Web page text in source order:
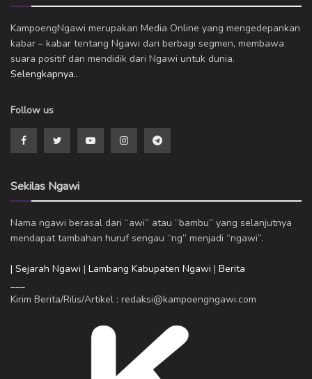
KampoengNgawi merupakan Media Online yang mengedepankan
kabar – kabar tentang Ngawi dari berbagi segmen, membawa
suara positif dan mendidik dari Ngawi untuk dunia.
Selengkapnya..
Follow us
Sekilas Ngawi
Nama ngawi berasal dari “awi” atau “bambu” yang selanjutnya
mendapat tambahan huruf sengau “ng” menjadi “ngawi”.
| Sejarah Ngawi | Lambang Kabupaten Ngawi | Berita
Kirim Berita/Rilis/Artikel : redaksi@kampoengngawi.com